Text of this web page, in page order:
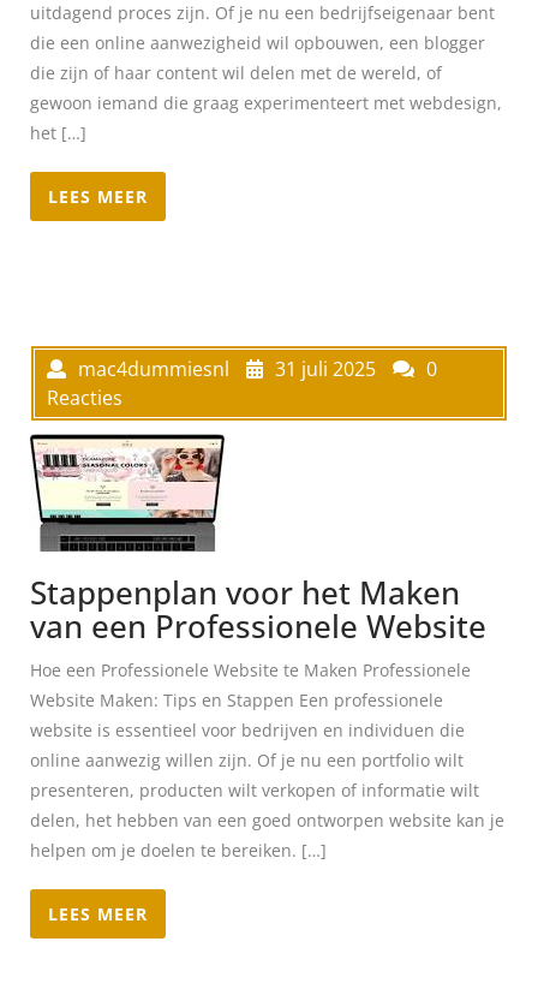
uitdagend proces zijn. Of je nu een bedrijfseigenaar bent
die een online aanwezigheid wil opbouwen, een blogger
die zijn of haar content wil delen met de wereld, of
gewoon iemand die graag experimenteert met webdesign,
het […]
LEES MEER
mac4dummiesnl 31 juli 2025
0
Reacties
Stappenplan voor het Maken
van een Professionele Website
Hoe een Professionele Website te Maken Professionele
Website Maken: Tips en Stappen Een professionele
website is essentieel voor bedrijven en individuen die
online aanwezig willen zijn. Of je nu een portfolio wilt
presenteren, producten wilt verkopen of informatie wilt
delen, het hebben van een goed ontworpen website kan je
helpen om je doelen te bereiken. […]
LEES MEER